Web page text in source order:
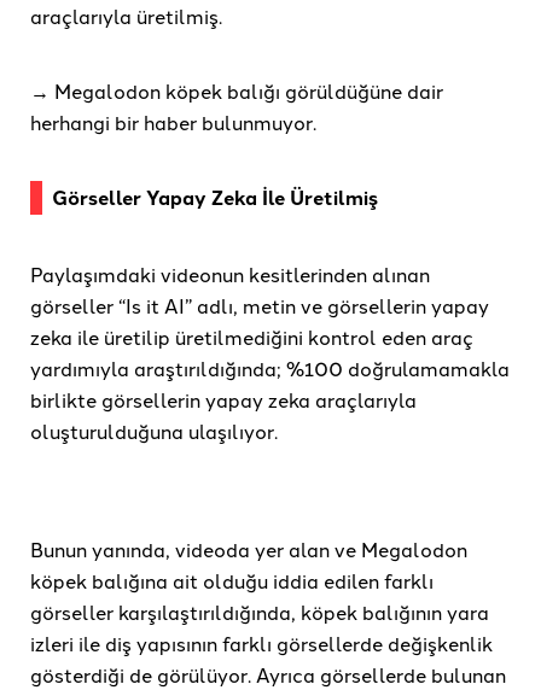
araçlarıyla üretilmiş.
→ Megalodon köpek balığı görüldüğüne dair
herhangi bir haber bulunmuyor.
Görseller Yapay Zeka İle Üretilmiş
Paylaşımdaki videonun kesitlerinden alınan
görseller “Is it AI” adlı, metin ve görsellerin yapay
zeka ile üretilip üretilmediğini kontrol eden araç
yardımıyla araştırıldığında; %100 doğrulamamakla
birlikte görsellerin yapay zeka araçlarıyla
oluşturulduğuna ulaşılıyor.
Bunun yanında, videoda yer alan ve Megalodon
köpek balığına ait olduğu iddia edilen farklı
görseller karşılaştırıldığında, köpek balığının yara
izleri ile diş yapısının farklı görsellerde değişkenlik
gösterdiği de görülüyor. Ayrıca görsellerde bulunan